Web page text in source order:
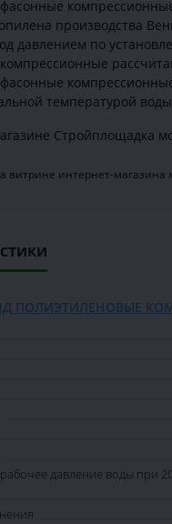
производства
давлением по
температурой воды
Стройплощадка
витрине интернет-магазина
ПОЛИЭТИЛЕНОВЫЕ
давление воды при 20